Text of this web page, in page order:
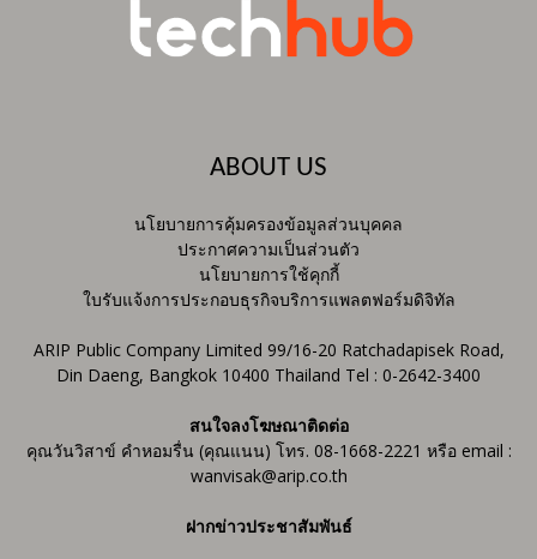
ABOUT US
นโยบายการคุ้มครองข้อมูลส่วนบุคคล
ประกาศความเป็นส่วนตัว
นโยบายการใช้คุกกี้
ใบรับแจ้งการประกอบธุรกิจบริการแพลตฟอร์มดิจิทัล
ARIP Public Company Limited 99/16-20 Ratchadapisek Road,
Din Daeng, Bangkok 10400 Thailand Tel : 0-2642-3400
สนใจลงโฆษณาติดต่อ
คุณวันวิสาข์ คำหอมรื่น (คุณแนน) โทร. 08-1668-2221 หรือ email :
wanvisak@arip.co.th
ฝากข่าวประชาสัมพันธ์